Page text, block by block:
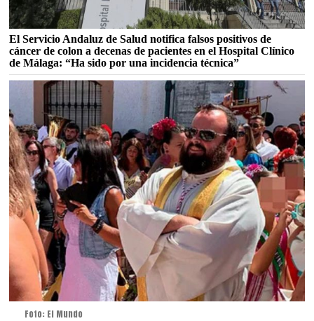
El Servicio Andaluz de Salud notifica falsos positivos de
cáncer de colon a decenas de pacientes en el Hospital Clínico
de Málaga: “Ha sido por una incidencia técnica”
Foto: El Mundo